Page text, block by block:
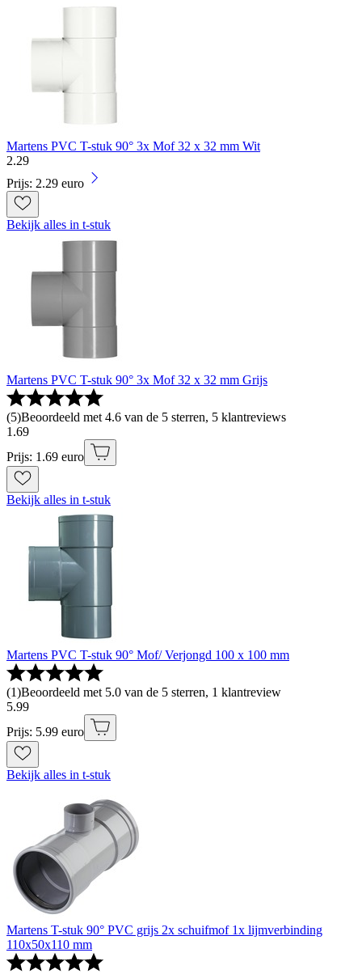
Martens PVC T-stuk 90° 3x Mof 32 x 32 mm Wit
2.29
Prijs: 2.29 euro
Bekijk alles in t-stuk
Martens PVC T-stuk 90° 3x Mof 32 x 32 mm Grijs
(5)Beoordeeld met 4.6 van de 5 sterren, 5 klantreviews
1 .69
Prijs: 1.69 euro
Bekijk alles in t-stuk
Martens PVC T-stuk 90° Mof/ Verjongd 100 x 100 mm
(1)Beoordeeld met 5.0 van de 5 sterren, 1 klantreview
5.99
Prijs: 5.99 euro
Bekijk alles in t-stuk
Martens T-stuk 90° PVC grijs 2x schuifmof 1x lijmverbinding
110x50x110 mm